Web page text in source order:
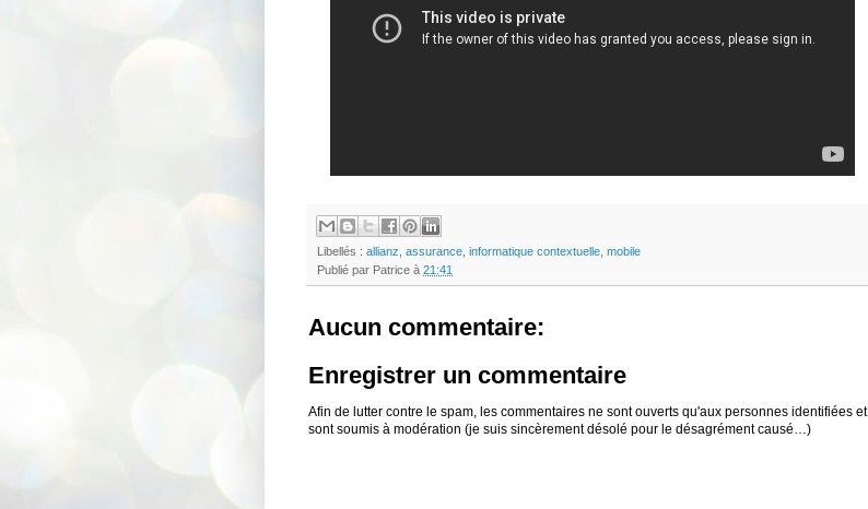
Libellés : allianz assurance informatique contextuelle mobile
Publié par Patrice à 21:41
Aucun commentaire:
Enregistrer un commentaire
Afin de lutter contre le spam, les commentaires ne sont ouverts qu'aux personnes identifiées et
sont soumis à modération (je suis sincèrement désolé pour le désagrément causé…)